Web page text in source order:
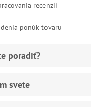
recenzií
ponúk tovaru
poradiť?
svete